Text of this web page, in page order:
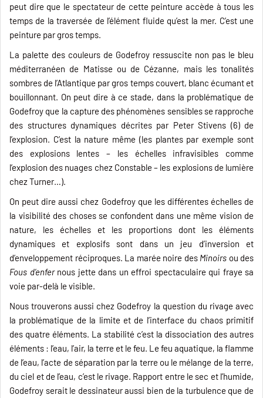
peut dire que le spectateur de cette peinture accède à tous les
temps de la traversée de l’élément fluide qu’est la mer. C’est une
peinture par gros temps.
La palette des couleurs de Godefroy ressuscite non pas le bleu
méditerranéen de Matisse ou de Cézanne, mais les tonalités
sombres de l’Atlantique par gros temps couvert, blanc écumant et
bouillonnant. On peut dire à ce stade, dans la problématique de
Godefroy que la capture des phénomènes sensibles se rapproche
des structures dynamiques décrites par Peter Stivens (6) de
l’explosion. C’est la nature même (les plantes par exemple sont
des explosions lentes – les échelles infravisibles comme
l’explosion des nuages chez Constable – les explosions de lumière
chez Turner…).
On peut dire aussi chez Godefroy que les différentes échelles de
la visibilité des choses se confondent dans une même vision de
nature, les échelles et les proportions dont les éléments
dynamiques et explosifs sont dans un jeu d’inversion et
d’enveloppement réciproques. La marée noire des Minoirs ou des
Fous d’enfernous jette dans un effroi spectaculaire qui fraye sa
voie par-delà le visible.
Nous trouverons aussi chez Godefroy la question du rivage avec
la problématique de la limite et de l’interface du chaos primitif
des quatre éléments. La stabilité c’est la dissociation des autres
éléments : l’eau, l’air, la terre et le feu. Le feu aquatique, la flamme
de l’eau, l’acte de séparation par la terre ou le mélange de la terre,
du ciel et de l’eau, c’est le rivage. Rapport entre le sec et l’humide,
Godefroy serait le dessinateur aussi bien de la turbulence que de